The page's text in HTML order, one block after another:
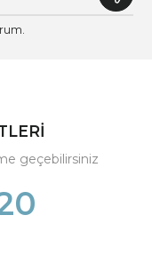
geçebilirsiniz